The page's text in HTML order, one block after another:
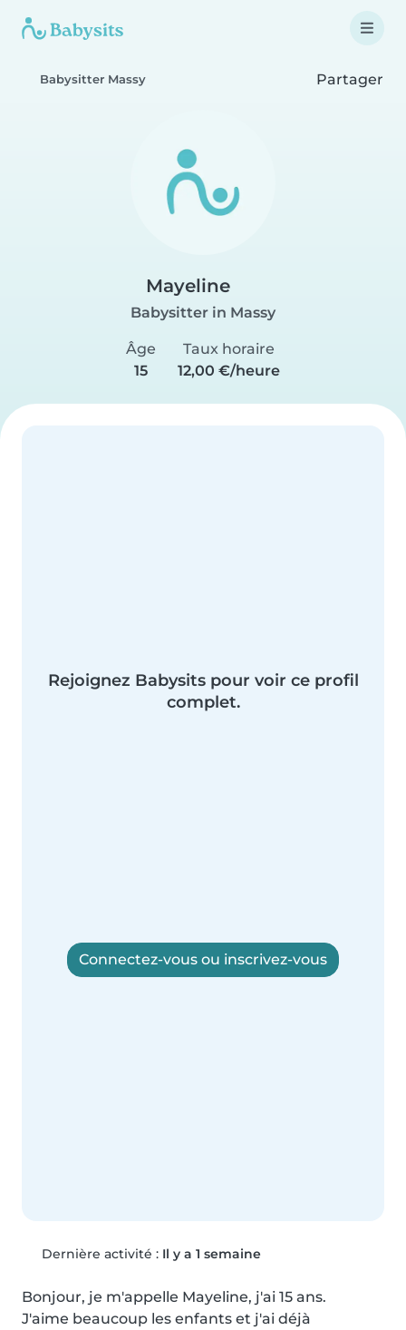
Babysitter Massy Partager
Mayeline
Babysitter in Massy
Âge
15
Taux horaire
12,00 €/heure
Rejoignez Babysits pour voir ce profil
complet.
Connectez-vous ou inscrivez-vous
Dernière activité : Il y a 1 semaine
Bonjour, je m'appelle Mayeline, j'ai 15 ans.
J'aime beaucoup les enfants et j'ai déjà